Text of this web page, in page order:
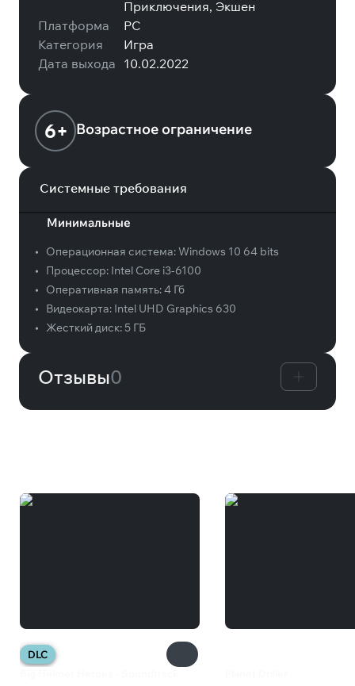
Приключения, Экшен
Платформа
PC
Категория
Игра
Дата выхода 10.02.2022
6+ Возрастное ограничение
Системные требования
Минимальные
• Операционная система:Windows 10 64 bits
•
Процессор: Intel Core i3-6100
•
Оперативная память:4 Гб
•
Видеокарта: Intel UHD Graphics 630
•
Жесткий диск: 5 ГБ
Отзывы0
DLC